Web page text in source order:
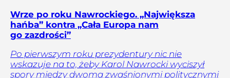
Wrze po roku Nawrockiego. „Największa
hańba” kontra „Cała Europa nam
go zazdrości”
Po pierwszym roku prezydentury nic nie
wskazuje na to, żeby Karol Nawrocki wyciszył
spory między dwoma zwaśnionymi politycznymi